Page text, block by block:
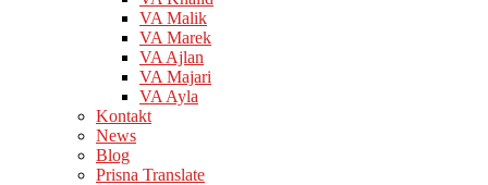
VA Malik
VA Marek
VA Ajlan
VA Majari
VA Ayla
Kontakt
News
Blog
Prisna Translate